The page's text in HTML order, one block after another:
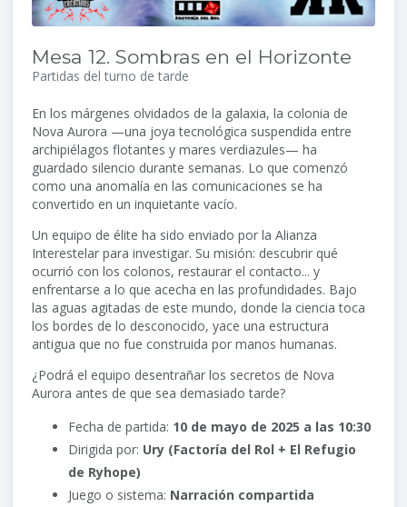
Mesa 12. Sombras en el Horizonte
Partidas del turno de tarde
En los márgenes olvidados de la galaxia, la colonia de
Nova Aurora —una joya tecnológica suspendida entre
archipiélagos flotantes y mares verdiazules— ha
guardado silencio durante semanas. Lo que comenzó
como una anomalía en las comunicaciones se ha
convertido en un inquietante vacío.
Un equipo de élite ha sido enviado por la Alianza
Interestelar para investigar. Su misión: descubrir qué
ocurrió con los colonos, restaurar el contacto... y
enfrentarse a lo que acecha en las profundidades. Bajo
las aguas agitadas de este mundo, donde la ciencia toca
los bordes de lo desconocido, yace una estructura
antigua que no fue construida por manos humanas.
¿Podrá el equipo desentrañar los secretos de Nova
Aurora antes de que sea demasiado tarde?
Fecha de partida: 10 de mayo de 2025 a las 10:30
Dirigida por: Ury (Factoría del Rol + El Refugio
de Ryhope)
Juego o sistema: Narración compartida